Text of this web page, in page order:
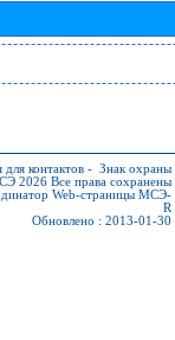
контактов - Знак охраны
2026 Все права сохранены
Web-страницы МСЭ-
R
Обновлено : 2013-01-30